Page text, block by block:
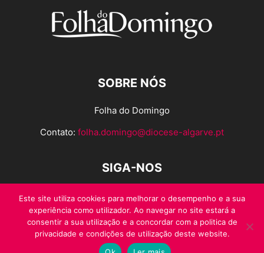
SOBRE NÓS
Folha do Domingo
Contato: folha.domingo@diocese-algarve.pt
SIGA-NOS
Este site utiliza cookies para melhorar o desempenho e a sua
experiência como utilizador. Ao navegar no site estará a
consentir a sua utilização e a concordar com a politica de
privacidade e condições de utilização deste website.